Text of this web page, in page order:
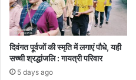
दिवंगत पूर्वजों की स्मृति में लगाएं पौधे, यही
सच्ची श्रद्धांजलि : गायत्री परिवार
5 days ago